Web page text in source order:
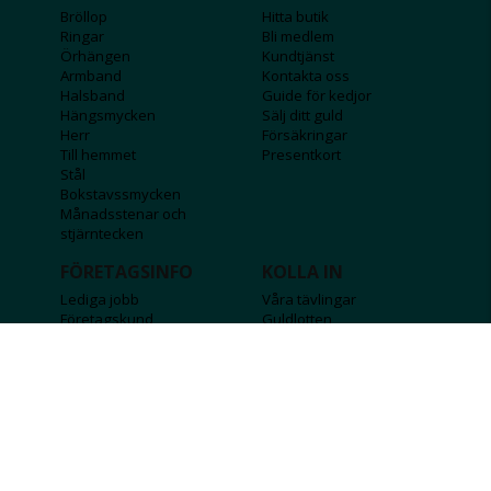
Bröllop
Ringar
Örhängen
Armband
Halsband
Hängsmycken
Herr
Till hemmet
Stål
Bokstavssmycken
Månadsstenar och
stjärntecken
Hitta butik
Bli medlem
Kundtjänst
Kontakta oss
Guide för kedjor
Sälj ditt guld
Försäkringar
Presentkort
FÖRETAGSINFO
Lediga jobb
Företagskund
KOLLA IN
Våra tävlingar
Guldlotten